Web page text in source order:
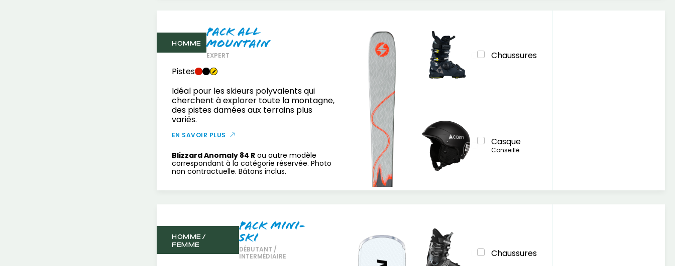
HOMME
Pack All
mountain
EXPERT
Pistes
Idéal pour les skieurs polyvalents qui
cherchent à explorer toute la montagne,
des pistes damées aux terrains plus
variés.
EN SAVOIR PLUS
Blizzard Anomaly 84 R ou autre modèle
correspondant à la catégorie réservée. Photo
non contractuelle. Bâtons inclus.
Chaussures
Casque
Conseillé
HOMME /
FEMME
Pack Mini-
Ski
DÉBUTANT /
INTERMÉDIAIRE
Chaussures